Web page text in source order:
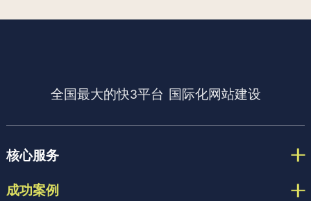
全国最大的快3平台 国际化网站建设
核心服务
成功案例